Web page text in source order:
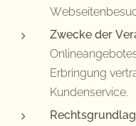
Zwecke der
Erbringung
Kundenservice.